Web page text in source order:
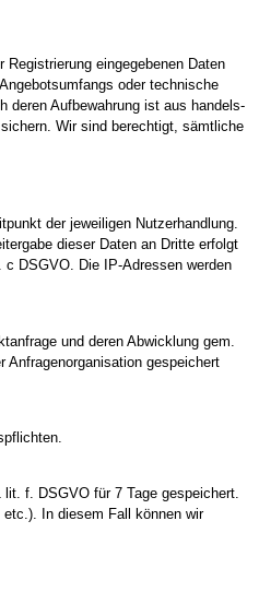
eingegebenen Daten
oder technische
deren Aufbewahrung ist aus handels-
Wir sind berechtigt, sämtliche
der jeweiligen Nutzerhandlung.
dieser Daten an Dritte erfolgt
DSGVO. Die IP-Adressen werden
und deren Abwicklung gem.
gespeichert
f. DSGVO für 7 Tage gespeichert.
In diesem Fall können wir